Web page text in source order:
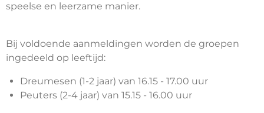
speelse en leerzame manier.
Bij voldoende aanmeldingen worden de groepen
ingedeeld op leeftijd:
Dreumesen (1-2 jaar) van 16.15 - 17.00 uur
Peuters (2-4 jaar) van 15.15 - 16.00 uur